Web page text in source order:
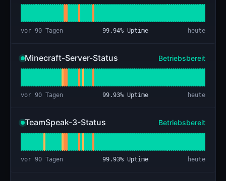
vor 90 Tagen 99.94% Uptime heute
Minecraft-Server-Status Betriebsbereit
vor 90 Tagen 99.93% Uptime heute
TeamSpeak-3-Status Betriebsbereit
vor 90 Tagen 99.93% Uptime heute